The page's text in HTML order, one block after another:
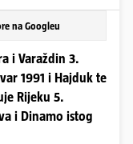
na Googleu
i Varaždin 3.
1991 i Hajduk te
Rijeku 5.
i Dinamo istog